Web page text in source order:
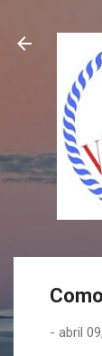
- abril